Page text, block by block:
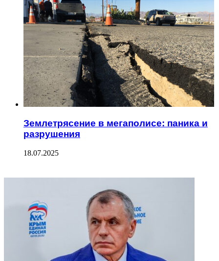
Землетрясение в мегаполисе: паника и
разрушения
18.07.2025